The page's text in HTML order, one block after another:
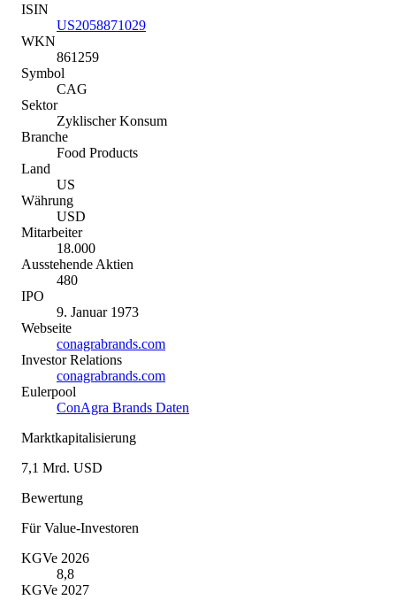
ISIN
US2058871029
WKN
861259
Symbol
CAG
Sektor
Zyklischer Konsum
Branche
Food Products
Land
US
Währung
USD
Mitarbeiter
18.000
Ausstehende Aktien
480
IPO
9. Januar 1973
Webseite
conagrabrands.com
Investor Relations
conagrabrands.com
Eulerpool
ConAgra Brands Daten
Marktkapitalisierung
7,1 Mrd. USD
Bewertung
Für Value-Investoren
KGVe 2026
8,8
KGVe 2027